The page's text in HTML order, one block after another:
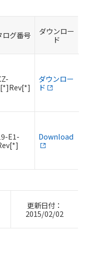
ログ番号
ダウンロー
ド
ダウンロー
ド
E1-
Download
更新日付：
2015/02/02